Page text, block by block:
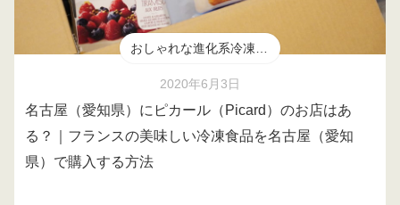
2020年6月3日
名古屋（愛知県）にピカール（Picard）のお店はあ
る？｜フランスの美味しい冷凍食品を名古屋（愛知
県）で購入する方法